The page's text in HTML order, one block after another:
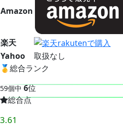
Amazon
楽天
Yahoo
取扱なし
🥇 総合ランク
59個中 6位
総合点
3.61